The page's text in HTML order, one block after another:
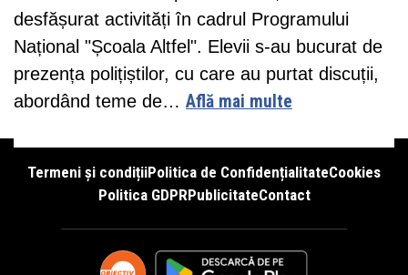
desfășurat activități în cadrul Programului
Național "Școala Altfel". Elevii s-au bucurat de
prezența polițiștilor, cu care au purtat discuții,
abordând teme de… Află mai multe
Termeni și condițiiPolitica de ConfidențialitateCookies
Politica GDPRPublicitateContact